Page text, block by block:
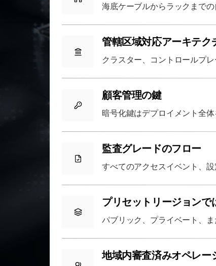
海底ケーブルからラックまで
管轄区域対応アーキテク
クラスター、コントロールプ
顧客管理の鍵
暗号化鍵はデプロイメント全
監査グレードのフロー
すべてのアクセスイベント、
プリセットリージョンで
パブリック、プライベート、
地域内審査済みオペレー